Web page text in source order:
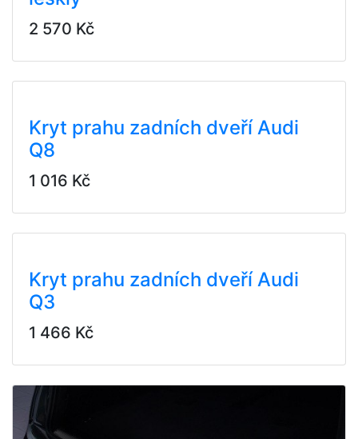
2 570 Kč
Kryt prahu zadních dveří Audi
Q8
1 016 Kč
Kryt prahu zadních dveří Audi
Q3
1 466 Kč